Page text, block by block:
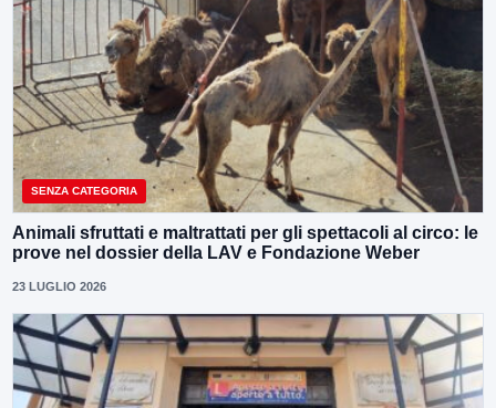
SENZA CATEGORIA
Animali sfruttati e maltrattati per gli spettacoli al circo: le
prove nel dossier della LAV e Fondazione Weber
23 LUGLIO 2026